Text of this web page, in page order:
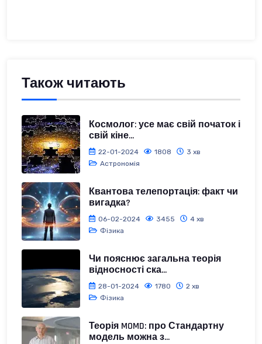
Також читають
Космолог: усе має свій початок і
свій кіне...
22-01-2024 1808
3 хв
Астрономія
Квантова телепортація: факт чи
вигадка?
06-02-2024 3455
4 хв
Фізика
Чи пояснює загальна теорія
відносності ска...
28-01-2024 1780
2 хв
Фізика
Теорія MOMD: про Стандартну
модель можна з...